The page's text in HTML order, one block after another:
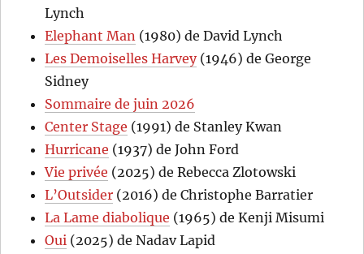
Lynch
Elephant Man (1980) de David Lynch
Les Demoiselles Harvey(1946) de George
Sidney
Sommaire de juin 2026
Center Stage (1991) de Stanley Kwan
Hurricane (1937) de John Ford
Vie privée (2025) de Rebecca Zlotowski
L’Outsider (2016) de Christophe Barratier
La Lame diabolique (1965) de Kenji Misumi
Oui (2025) de Nadav Lapid